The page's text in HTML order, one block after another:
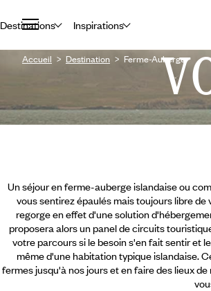
Destinations Inspirations
Accueil Destination Ferme-Auberge
Un séjour en ferme-auberge islandaise ou
vous sentirez épaulés mais toujours libre
regorge en effet d'une solution
proposera alors un panel de circuits
votre parcours si le besoin s'en fait sentir et
même d'une habitation typique islandaise.
fermes jusqu'à nos jours et en faire des lieux